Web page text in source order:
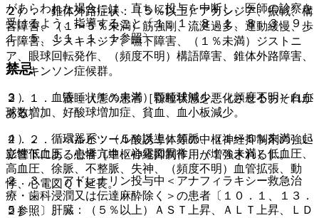
があらわれた場合には、直ちに投与を中断し、医師の診察を
受けるよう、指導すること〔１．１、８．１、８．３、９．
１．５、１１．１．１参照〕。
禁忌
２．１． 昏睡状態の患者［昏睡状態を悪化させるおそれが
ある］。
２．２． バルビツール酸誘導体等の中枢神経抑制剤の強い
影響下にある患者［中枢神経抑制作用が増強される］。
２．３． アドレナリン投与中＜アナフィラキシー救急治
療・歯科浸潤又は伝達麻酔除く＞の患者〔１０．１、１３．
２参照〕。
２）． 錐体外路症状：（５％以上）アカシジア、振戦、構
音障害、（１〜５％未満）筋強剛、流涎過多、運動緩慢、歩
行障害、ジスキネジア、嚥下障害、（１％未満）ジストニ
ア、眼球回転発作、（頻度不明）構語障害、錐体外路障害、
パーキンソン症候群。
３）． 血液：（１％未満）顆粒球減少、（頻度不明）白血
球数増加、好酸球増加症、貧血、血小板減少。
４）． 循環器系：（５％以上）頻脈、（１〜５％未満）起
立性低血圧、心悸亢進、心電図異常、（１％未満）低血圧、
高血圧、徐脈、不整脈、失神、（頻度不明）血管拡張、動
悸、心電図ＱＴ延長。
５）． 肝臓：（５％以上）ＡＳＴ上昇、ＡＬＴ上昇、ＬＤ